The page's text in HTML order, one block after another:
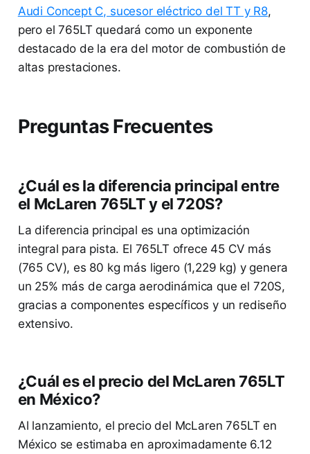
Audi Concept C, sucesor eléctrico del TT y R8,
pero el 765LT quedará como un exponente
destacado de la era del motor de combustión de
altas prestaciones.
Preguntas Frecuentes
¿Cuál es la diferencia principal entre
el McLaren 765LT y el 720S?
La diferencia principal es una optimización
integral para pista. El 765LT ofrece 45 CV más
(765 CV), es 80 kg más ligero (1,229 kg) y genera
un 25% más de carga aerodinámica que el 720S,
gracias a componentes específicos y un rediseño
extensivo.
¿Cuál es el precio del McLaren 765LT
en México?
Al lanzamiento, el precio del McLaren 765LT en
México se estimaba en aproximadamente 6.12